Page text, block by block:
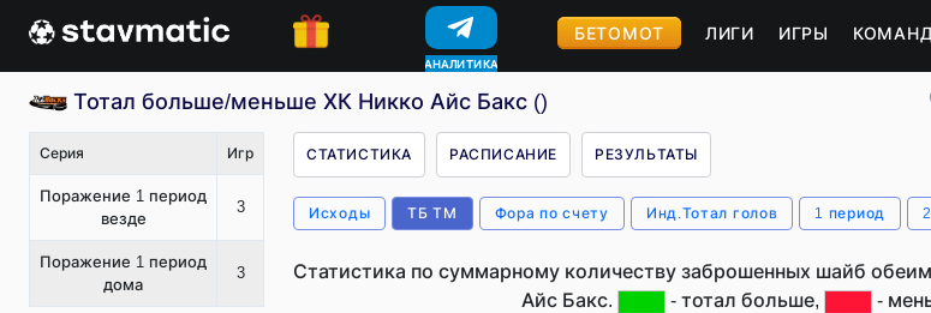
АНАЛИТИКА
КОНКУРСЫ
БЕТОМОТ ЛИГИ ИГРЫ
Тотал больше/меньше ХК Никко Айс Бакс ()
Серия Игр
Поражение 1 период
везде
3
Поражение 1 период
дома
3
СТАТИСТИКА РАСПИСАНИЕ РЕЗУЛЬТАТЫ
Исходы ТБ ТМ Фора по счету Инд.Тотал голов 1 период
Статистика по суммарному количеству заброшенных шайб
Айс Бакс.
- тотал больше, -